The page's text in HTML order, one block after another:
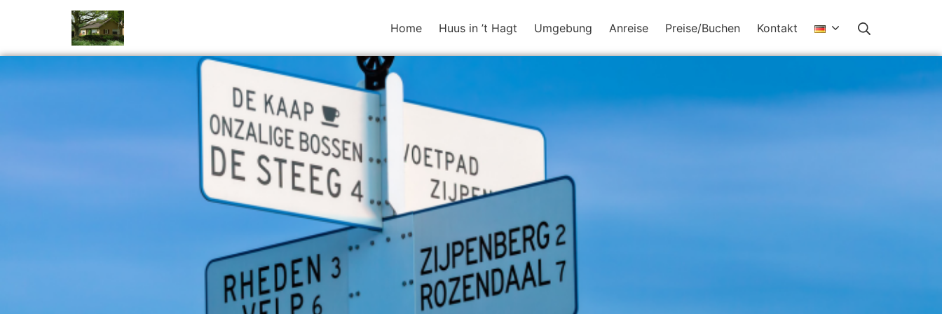
Home Huus in ’t Hagt Umgebung Anreise Preise/Buchen Kontakt